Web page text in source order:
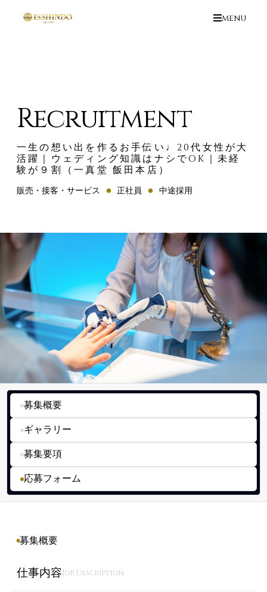
MEMBER CULTURE
menu
一生の想い出を作るお手伝い♩20代女性が大
活躍｜ウェディング知識はナシでOK｜未経
験が９割（一真堂 飯田本店）
Recruitment
販売・接客・サービス 正社員 中途採用
募集概要
仕事内容Job Description
募集概要
ギャラリー
募集要項
応募フォーム